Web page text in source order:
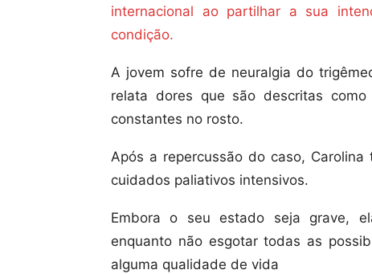
internacional ao partilhar a sua
condição.
A jovem sofre de neuralgia do
relata dores que são descritas
constantes no rosto.
Após a repercussão do caso,
cuidados paliativos intensivos.
Embora o seu estado seja grave,
enquanto não esgotar todas as
alguma qualidade de vida